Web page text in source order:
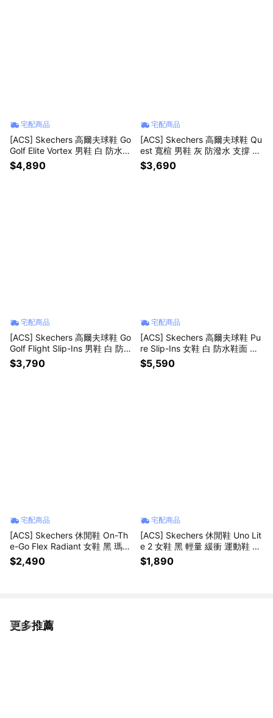
宅配商品
[ACS] Skechers 高爾夫球鞋 Go
Golf Elite Vortex 男鞋 白 防水鞋
面 抓地 214139WNV
$4,890
宅配商品
[ACS] Skechers 高爾夫球鞋 Qu
est 寬楦 男鞋 灰 防潑水 支撐 輕
量 214155WGRY
$3,690
宅配商品
[ACS] Skechers 高爾夫球鞋 Go
Golf Flight Slip-Ins 男鞋 白 防潑
水 214131WLBY
$3,790
宅配商品
[ACS] Skechers 高爾夫球鞋 Pu
re Slip-Ins 女鞋 白 防水鞋面 緩
衝 抓地 123147WLBY
$5,590
宅配商品
[ACS] Skechers 休閒鞋 On-Th
e-Go Flex Radiant 女鞋 黑 瑪莉
珍鞋 黏扣帶 138530BBK
$2,490
宅配商品
[ACS] Skechers 休閒鞋 Uno Lit
e 2 女鞋 黑 輕量 緩衝 運動鞋 19
0265BLK
$1,890
更多推薦
看更多